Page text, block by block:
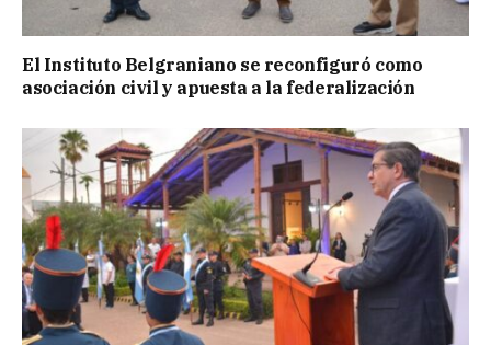
El Instituto Belgraniano se reconfiguró como
asociación civil y apuesta a la federalización